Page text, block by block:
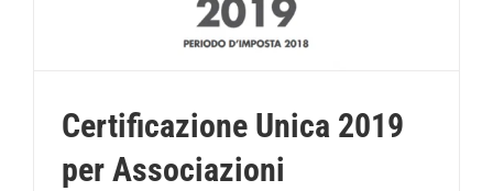
Certificazione Unica 2019
per Associazioni